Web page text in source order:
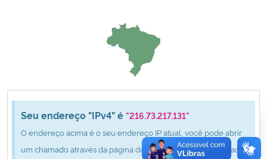
Ministério do Desenvolvimento Regional
Controladoria-Geral da União
Seu endereço "IPv4" é "216.73.217.131"
O endereço acima é o seu endereço IP atual, você pode abrir
um chamado através da página do CPD clicando no botão ao